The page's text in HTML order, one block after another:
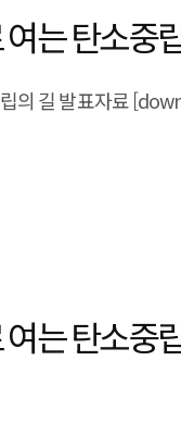
는 탄소중
립의 길 발표자료
는 탄소중